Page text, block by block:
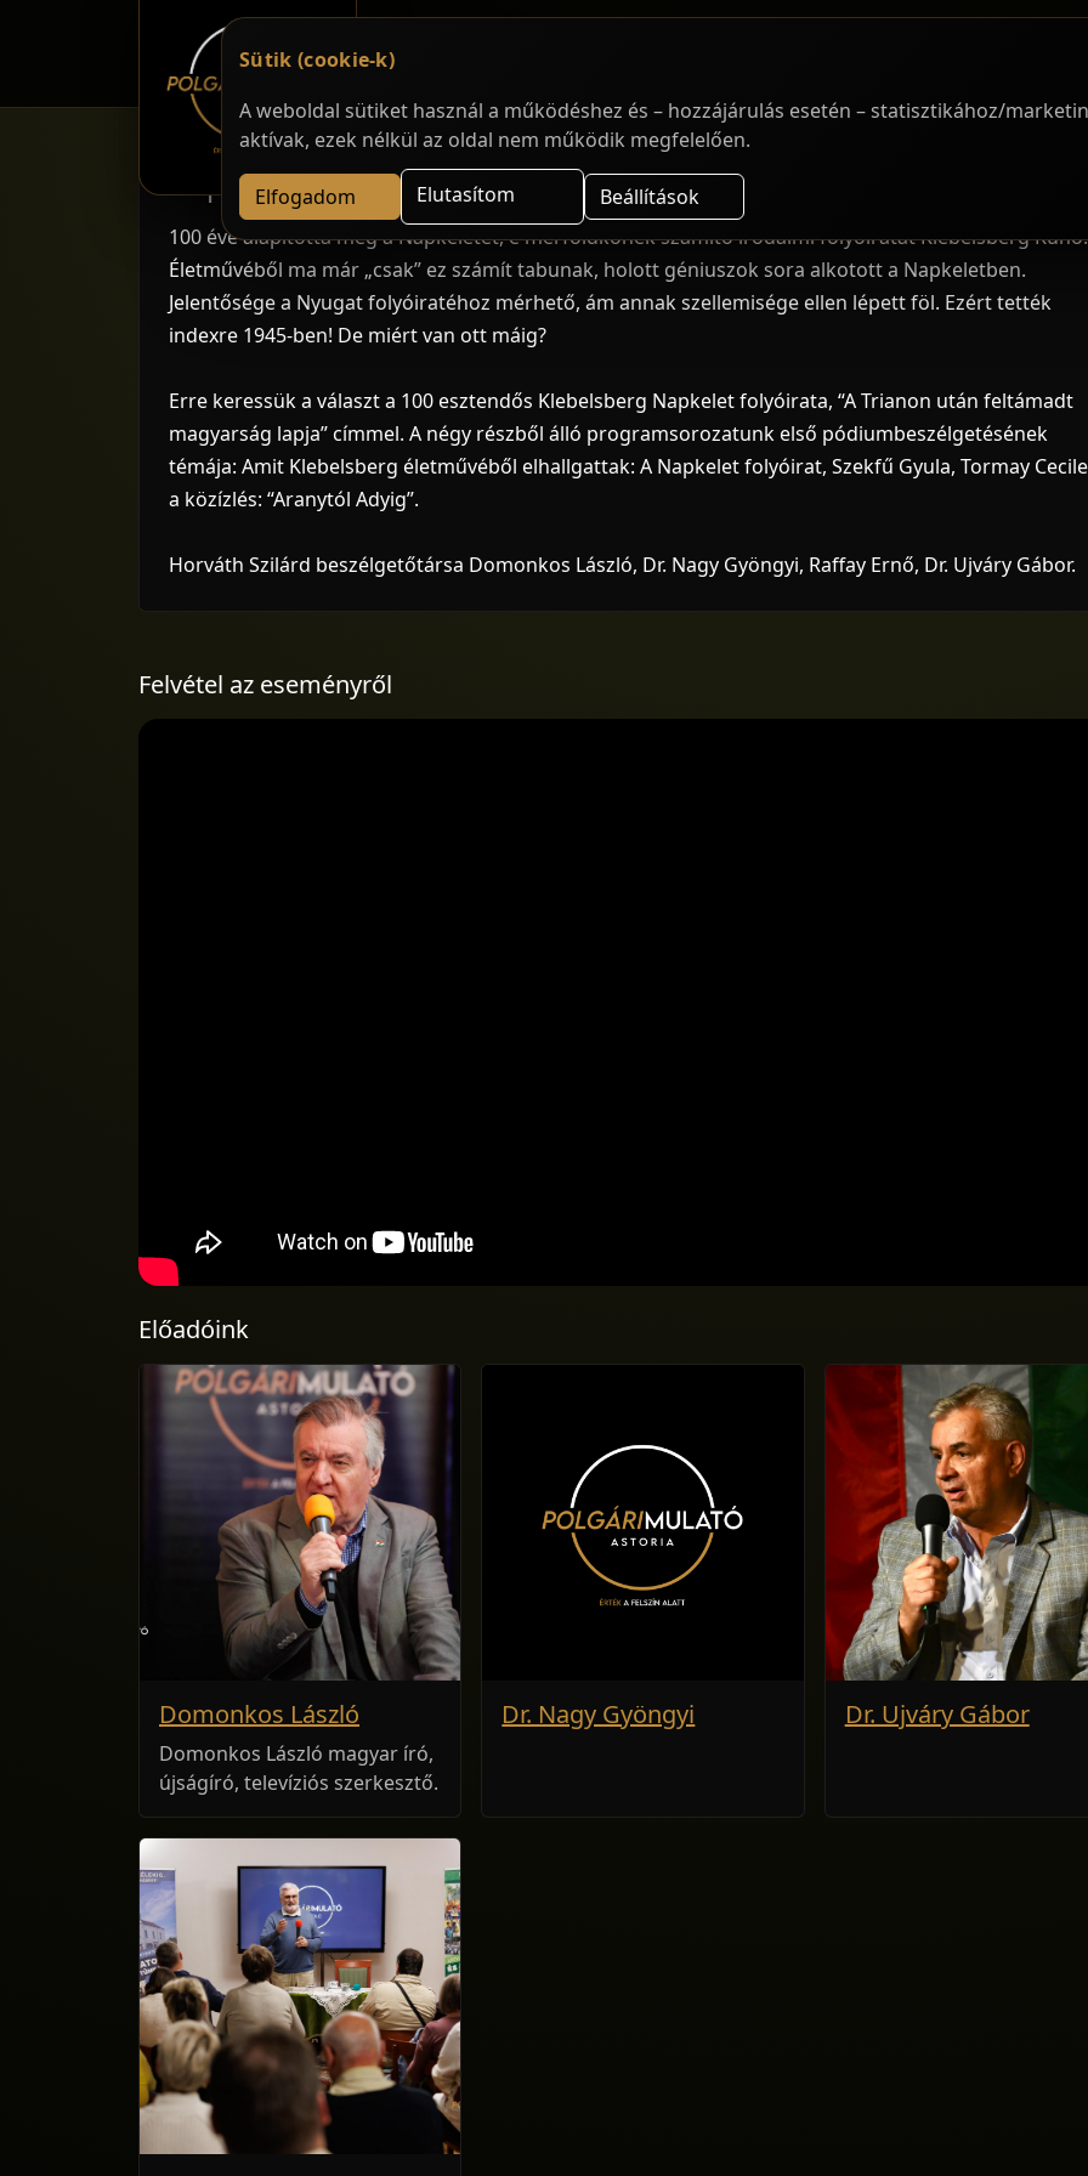
Napkelet - Amit Klebelsberg életművéből elhallgattak
100 éve alapította meg a Napkeletet, e mérföldkőnek számító irodalmi folyóiratát Klebelsberg Kunó.
Életművéből ma már „csak” ez számít tabunak, holott géniuszok sora alkotott a Napkeletben.
Jelentősége a Nyugat folyóiratéhoz mérhető, ám annak szellemisége ellen lépett föl. Ezért tették
indexre 1945-ben! De miért van ott máig?
Erre keressük a választ a 100 esztendős Klebelsberg Napkelet folyóirata, “A Trianon után feltámadt
magyarság lapja” címmel. A négy részből álló programsorozatunk első pódiumbeszélgetésének
témája: Amit Klebelsberg életművéből elhallgattak: A Napkelet folyóirat, Szekfű Gyula, Tormay
a közízlés: “Aranytól Adyig”.
Horváth Szilárd beszélgetőtársa Domonkos László, Dr. Nagy Gyöngyi, Raffay Ernő, Dr. Ujváry Gábor.
Felvétel az eseményről
Előadóink
Domonkos László
Domonkos László magyar író,
újságíró, televíziós szerkesztő.
Dr. Nagy Gyöngyi Dr. Ujváry Gábor
Sütik (cookie-k)
A weboldal sütiket használ a működéshez és – hozzájárulás esetén – statisztikához/
aktívak, ezek nélkül az oldal nem működik megfelelően.
Elfogadom Elutasítom Beállítások